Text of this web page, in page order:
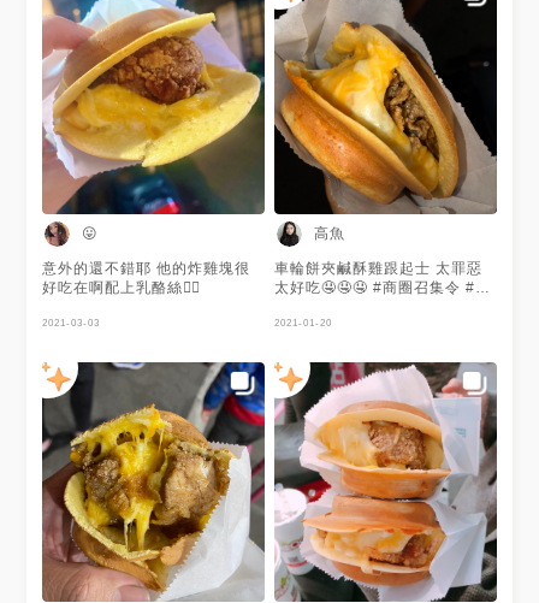
😛
意外的還不錯耶 他的炸雞塊很
好吃在啊配上乳酪絲👌🏼
2021-03-03
高魚
車輪餅夾鹹酥雞跟起士 太罪惡
太好吃🤤🤤🤤 #商圈召集令 #中
2021-01-20